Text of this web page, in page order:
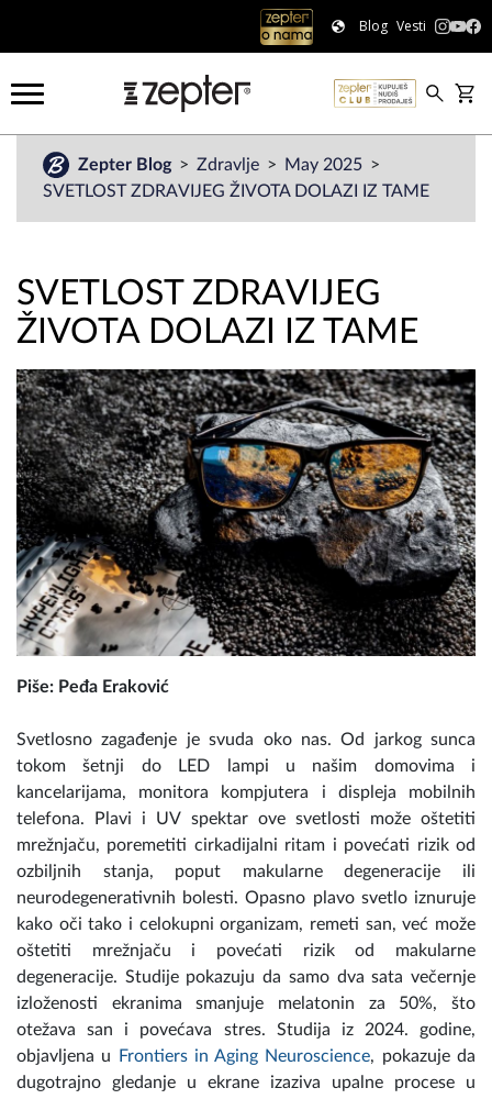
Blog Vesti
Zepter Blog Zdravlje
May 2025
SVETLOST ZDRAVIJEG ŽIVOTA DOLAZI IZ TAME
SVETLOST ZDRAVIJEG
ŽIVOTA DOLAZI IZ TAME
Piše: Peđa Eraković
Svetlosno zagađenje je svuda oko nas. Od jarkog sunca
tokom šetnji do LED lampi u našim domovima i
kancelarijama, monitora kompjutera i displeja mobilnih
telefona. Plavi i UV spektar ove svetlosti može oštetiti
mrežnjaču, poremetiti cirkadijalni ritam i povećati rizik od
ozbiljnih stanja, poput makularne degeneracije ili
neurodegenerativnih bolesti. Opasno plavo svetlo iznuruje
kako oči tako i celokupni organizam, remeti san, već može
oštetiti mrežnjaču i povećati rizik od makularne
degeneracije. Studije pokazuju da samo dva sata večernje
izloženosti ekranima smanjuje melatonin za 50%, što
otežava san i povećava stres. Studija iz 2024. godine,
objavljena u
Frontiers in Aging Neuroscience, pokazuje da
dugotrajno gledanje u ekrane izaziva upalne procese u